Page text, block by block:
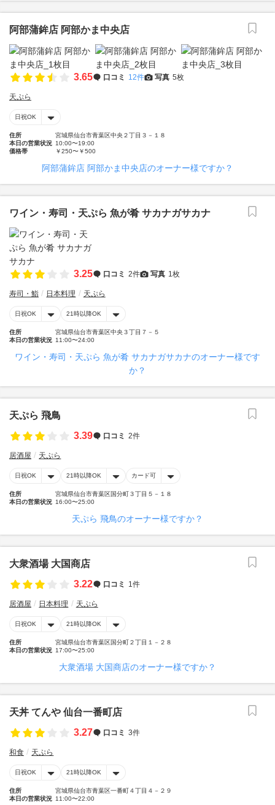
阿部蒲鉾店 阿部かま中央店
3.65 口コミ 12件 写真 5枚
天ぷら
日祝OK
住所
宮城県仙台市青葉区中央２丁目３－１８
本日の営業状況 10:00〜19:00
価格帯
￥250〜￥500
阿部蒲鉾店 阿部かま中央店のオーナー様ですか？
ワイン・寿司・天ぷら 魚が肴 サカナガサカナ
3.25 口コミ 2件 写真 1枚
寿司・鮨 日本料理 天ぷら
日祝OK 21時以降OK
住所
宮城県仙台市青葉区中央３丁目７－５
本日の営業状況 11:00〜24:00
ワイン・寿司・天ぷら 魚が肴 サカナガサカナのオーナー様です
か？
天ぷら 飛鳥
3.39
口コミ 2件
居酒屋 天ぷら
日祝OK 21時以降OK カード可
住所
宮城県仙台市青葉区国分町３丁目５－１８
本日の営業状況 16:00〜25:00
天ぷら 飛鳥のオーナー様ですか？
大衆酒場 大国商店
3.22
口コミ 1件
居酒屋 日本料理 天ぷら
日祝OK 21時以降OK
住所
宮城県仙台市青葉区国分町２丁目１－２８
本日の営業状況 17:00〜25:00
大衆酒場 大国商店のオーナー様ですか？
天丼 てんや 仙台一番町店
3.27
口コミ 3件
和食 天ぷら
日祝OK 21時以降OK
住所
宮城県仙台市青葉区一番町４丁目４－２９
本日の営業状況 11:00〜22:00